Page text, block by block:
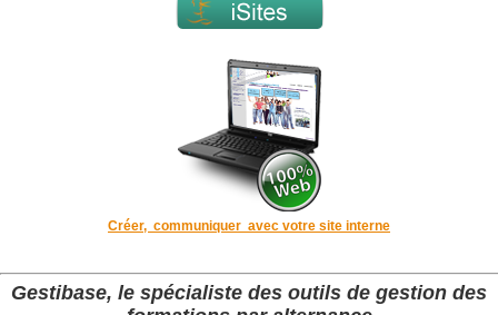
Créer, communiquer avec votre site interne
Gestibase, le spécialiste des outils de gestion des